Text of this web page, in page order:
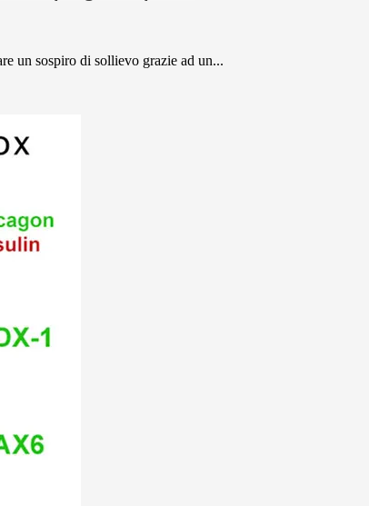
un sospiro di sollievo grazie ad un...